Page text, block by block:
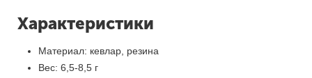
Характеристики
Материал: кевлар, резина
Вес: 6,5-8,5 г